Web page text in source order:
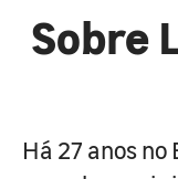
Sobre
Há 27 anos no